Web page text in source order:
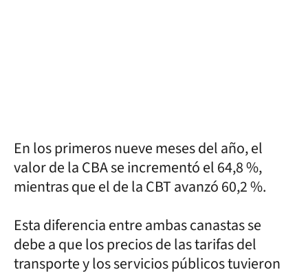
En los primeros nueve meses del año, el
valor de la CBA se incrementó el 64,8 %,
mientras que el de la CBT avanzó 60,2 %.
Esta diferencia entre ambas canastas se
debe a que los precios de las tarifas del
transporte y los servicios públicos tuvieron